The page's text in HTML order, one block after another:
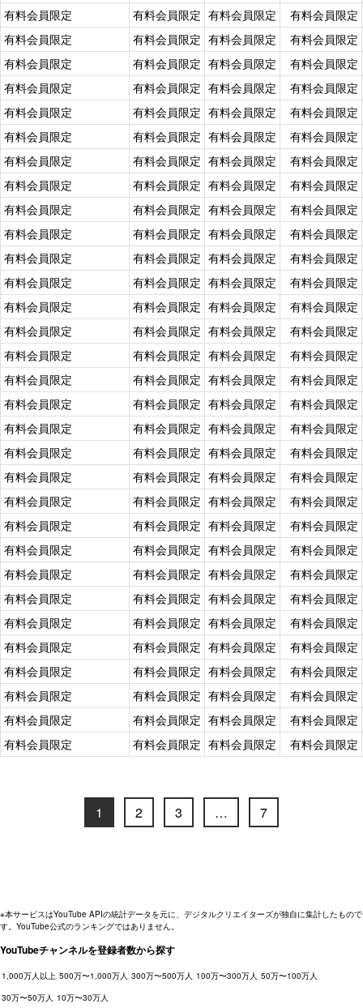
有料会員限定
有料会員限定 有料会員限定
有料会員限定
有料会員限定
有料会員限定 有料会員限定
有料会員限定
有料会員限定
有料会員限定 有料会員限定
有料会員限定
有料会員限定
有料会員限定 有料会員限定
有料会員限定
有料会員限定
有料会員限定 有料会員限定
有料会員限定
有料会員限定
有料会員限定 有料会員限定
有料会員限定
有料会員限定
有料会員限定 有料会員限定
有料会員限定
有料会員限定
有料会員限定 有料会員限定
有料会員限定
有料会員限定
有料会員限定 有料会員限定
有料会員限定
有料会員限定
有料会員限定 有料会員限定
有料会員限定
有料会員限定
有料会員限定 有料会員限定
有料会員限定
有料会員限定
有料会員限定 有料会員限定
有料会員限定
有料会員限定
有料会員限定 有料会員限定
有料会員限定
有料会員限定
有料会員限定 有料会員限定
有料会員限定
有料会員限定
有料会員限定 有料会員限定
有料会員限定
有料会員限定
有料会員限定 有料会員限定
有料会員限定
有料会員限定
有料会員限定 有料会員限定
有料会員限定
有料会員限定
有料会員限定 有料会員限定
有料会員限定
有料会員限定
有料会員限定 有料会員限定
有料会員限定
有料会員限定
有料会員限定 有料会員限定
有料会員限定
有料会員限定
有料会員限定 有料会員限定
有料会員限定
有料会員限定
有料会員限定 有料会員限定
有料会員限定
有料会員限定
有料会員限定 有料会員限定
有料会員限定
有料会員限定
有料会員限定 有料会員限定
有料会員限定
有料会員限定
有料会員限定 有料会員限定
有料会員限定
有料会員限定
有料会員限定 有料会員限定
有料会員限定
有料会員限定
有料会員限定 有料会員限定
有料会員限定
有料会員限定
有料会員限定 有料会員限定
有料会員限定
有料会員限定
有料会員限定 有料会員限定
有料会員限定
有料会員限定
有料会員限定 有料会員限定
有料会員限定
有料会員限定
有料会員限定 有料会員限定 有料会員限定
1 2 3 … 7
※本サービスはYouTube APIの統計データを元に、デジタルクリエイターズが独自に集計したもので
す。YouTube公式のランキングではありません。
YouTubeチャンネルを登録者数から探す
1,000万人以上 500万〜1,000万人 300万〜500万人 100万〜300万人 50万〜100万人
30万〜50万人 10万〜30万人